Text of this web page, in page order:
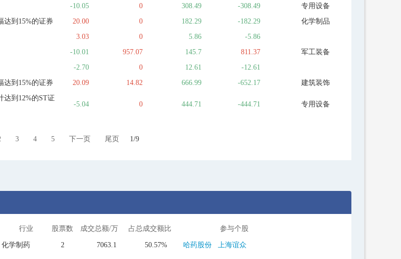
-10.05 0 308.49 -308.49
专用设备
达到15%的证券 20.00 0 182.29 -182.29
化学制品
3.03 0 5.86
-5.86
-10.01 957.07 145.7 811.37
军工装备
-2.70 0 12.61
-12.61
达到15%的证券 20.09 14.82 666.99 -652.17 建筑装饰
达到12%的ST证
-5.04 0 444.71 -444.71 专用设备
3 4 5 下一页 尾页 1/9
行业 股票数 成交总额/万 占总成交额比 参与个股
化学制药 2 7063.1 50.57% 哈药股份 上海谊众